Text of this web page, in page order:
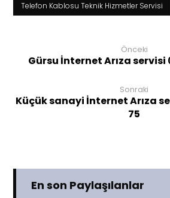
Telefon Kablosu Teknik Hizmetler Servisi
Önceki
Gürsu İnternet Arıza servisi
Sonraki
Küçük sanayi İnternet Arıza
75
En son Paylaşılanlar